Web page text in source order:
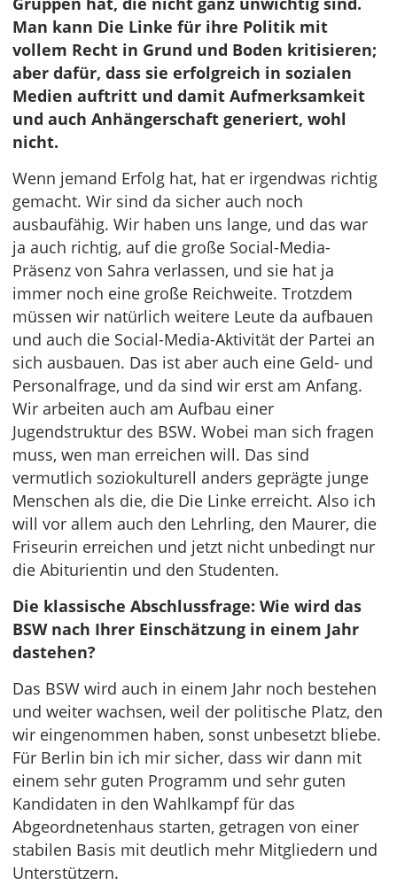
Man kann Die Linke für ihre Politik mit
vollem Recht in Grund und Boden kritisieren;
aber dafür, dass sie erfolgreich in sozialen
Medien auftritt und damit Aufmerksamkeit
und auch Anhängerschaft generiert, wohl
nicht.
Wenn jemand Erfolg hat, hat er irgendwas richtig
gemacht. Wir sind da sicher auch noch
ausbaufähig. Wir haben uns lange, und das war
ja auch richtig, auf die große Social-Media-
Präsenz von Sahra verlassen, und sie hat ja
immer noch eine große Reichweite. Trotzdem
müssen wir natürlich weitere Leute da aufbauen
und auch die Social-Media-Aktivität der Partei an
sich ausbauen. Das ist aber auch eine Geld- und
Personalfrage, und da sind wir erst am Anfang.
Wir arbeiten auch am Aufbau einer
Jugendstruktur des BSW. Wobei man sich fragen
muss, wen man erreichen will. Das sind
vermutlich soziokulturell anders geprägte junge
Menschen als die, die Die Linke erreicht. Also ich
will vor allem auch den Lehrling, den Maurer, die
Friseurin erreichen und jetzt nicht unbedingt nur
die Abiturientin und den Studenten.
Die klassische Abschlussfrage: Wie wird das
BSW nach Ihrer Einschätzung in einem Jahr
dastehen?
Das BSW wird auch in einem Jahr noch bestehen
und weiter wachsen, weil der politische Platz, den
wir eingenommen haben, sonst unbesetzt bliebe.
Für Berlin bin ich mir sicher, dass wir dann mit
einem sehr guten Programm und sehr guten
Kandidaten in den Wahlkampf für das
Abgeordnetenhaus starten, getragen von einer
stabilen Basis mit deutlich mehr Mitgliedern und
Unterstützern.